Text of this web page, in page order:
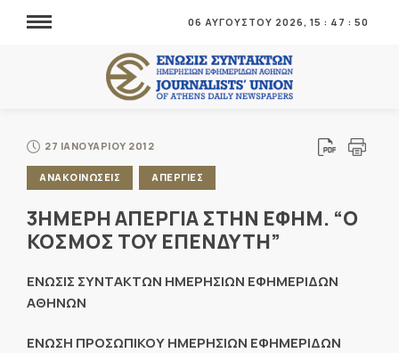
06 ΑΥΓΟΥΣΤΟΥ 2026, 15 : 47 : 50
27 ΙΑΝΟΥΑΡΙΟΥ 2012
ΑΝΑΚΟΙΝΩΣΕΙΣ ΑΠΕΡΓΙΕΣ
3ΗΜΕΡΗ ΑΠΕΡΓΙΑ ΣΤΗΝ ΕΦΗΜ. “Ο
ΚΟΣΜΟΣ ΤΟΥ ΕΠΕΝΔΥΤΗ”
ΕΝΩΣΙΣ ΣΥΝΤΑΚΤΩΝ ΗΜΕΡΗΣΙΩΝ ΕΦΗΜΕΡΙΔΩΝ
ΑΘΗΝΩΝ
ΕΝΩΣΗ ΠΡΟΣΩΠΙΚΟΥ ΗΜΕΡΗΣΙΩΝ ΕΦΗΜΕΡΙΔΩΝ